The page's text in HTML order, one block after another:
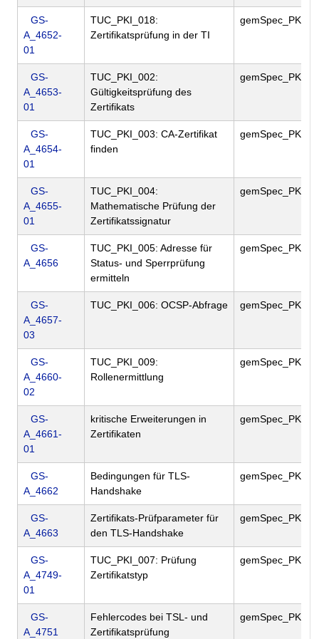
GS-
A_4652-
01
TUC_PKI_018:
Zertifikatsprüfung in der TI
gemSpec_PKI
GS-
A_4653-
01
TUC_PKI_002:
Gültigkeitsprüfung des
Zertifikats
gemSpec_PKI
GS-
A_4654-
01
TUC_PKI_003: CA-Zertifikat
finden
gemSpec_PKI
GS-
A_4655-
01
TUC_PKI_004:
Mathematische Prüfung der
Zertifikatssignatur
gemSpec_PKI
GS-
A_4656
TUC_PKI_005: Adresse für
Status- und Sperrprüfung
ermitteln
gemSpec_PKI
GS-
A_4657-
03
TUC_PKI_006: OCSP-Abfrage gemSpec_PKI
GS-
A_4660-
02
TUC_PKI_009:
Rollenermittlung
gemSpec_PKI
GS-
A_4661-
01
kritische Erweiterungen in
Zertifikaten
gemSpec_PKI
GS-
A_4662
Bedingungen für TLS-
Handshake
gemSpec_PKI
GS-
A_4663
Zertifikats-Prüfparameter für
den TLS-Handshake
gemSpec_PKI
GS-
A_4749-
01
TUC_PKI_007: Prüfung
Zertifikatstyp
gemSpec_PKI
GS-
A_4751
Fehlercodes bei TSL- und
Zertifikatsprüfung
gemSpec_PKI